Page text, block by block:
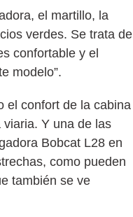
el martillo, la
verdes. Se trata de
confortable y el
modelo”.
el confort de la cabina
Y una de las
Bobcat L28 en
como pueden
también se ve